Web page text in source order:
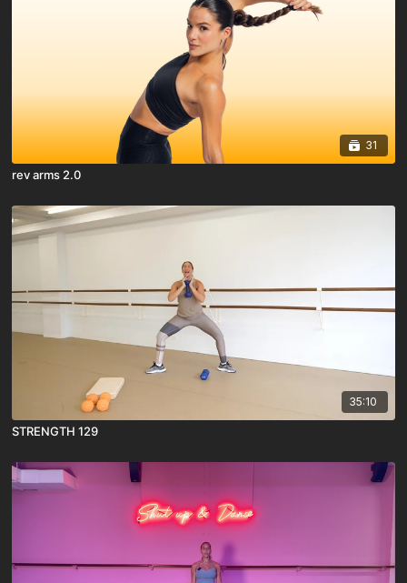
31
rev arms 2.0
35:10
STRENGTH 129